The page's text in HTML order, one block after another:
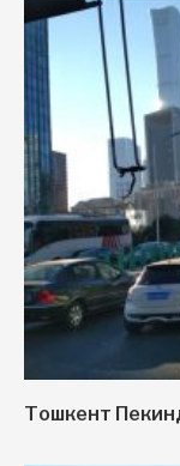
Тошкент